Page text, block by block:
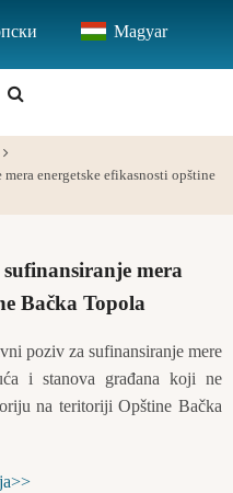
Magyar
energetske efikasnosti opštine
mera
Bačka Topola
poziv za sufinansiranje mere
i stanova građana koji ne
na teritoriji Opštine Bačka